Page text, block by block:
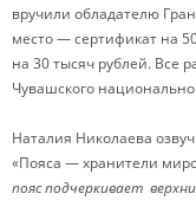
вручили обладателю
место — сертификат на
на 30 тысяч рублей. Все
Чувашского
Наталия Николаева
«Пояса — хранители
пояс подчеркивает